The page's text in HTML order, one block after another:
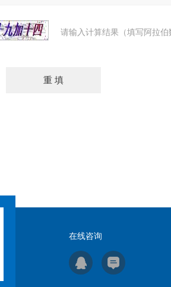
请输入计算结果（填写阿拉
在线咨询